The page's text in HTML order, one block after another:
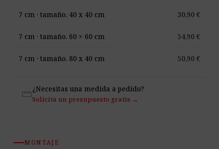
7 cm · tamaño. 40 x 40 cm 30,90 €
7 cm · tamaño. 60 × 60 cm 54,90 €
7 cm · tamaño. 80 x 40 cm 50,90 €
straighten¿Necesitas una medida a pedido?
Solicita un presupuesto gratis →
MONTAJE